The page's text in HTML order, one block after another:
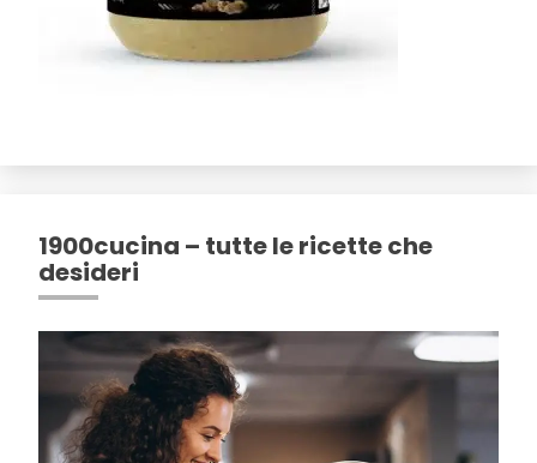
1900cucina – tutte le ricette che
desideri